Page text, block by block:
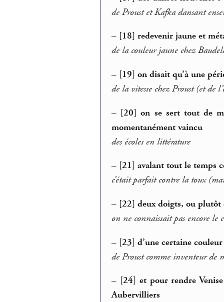
de Proust et Kafka dansant
– [18] redevenir jaune et
de la couleur jaune chez
– [19] on disait qu’à une
de la vitesse chez Proust (et de
– [20] on se sert tout de
momentanément vaincu
des écoles en littérature
– [21] avalant tout le temps
c’était parfait contre la toux
– [22] deux doigts, ou plutôt
on ne connaissait pas encore le
– [23] d’une certaine
de Proust comme inventeur de
– [24] et pour rendre
Aubervilliers